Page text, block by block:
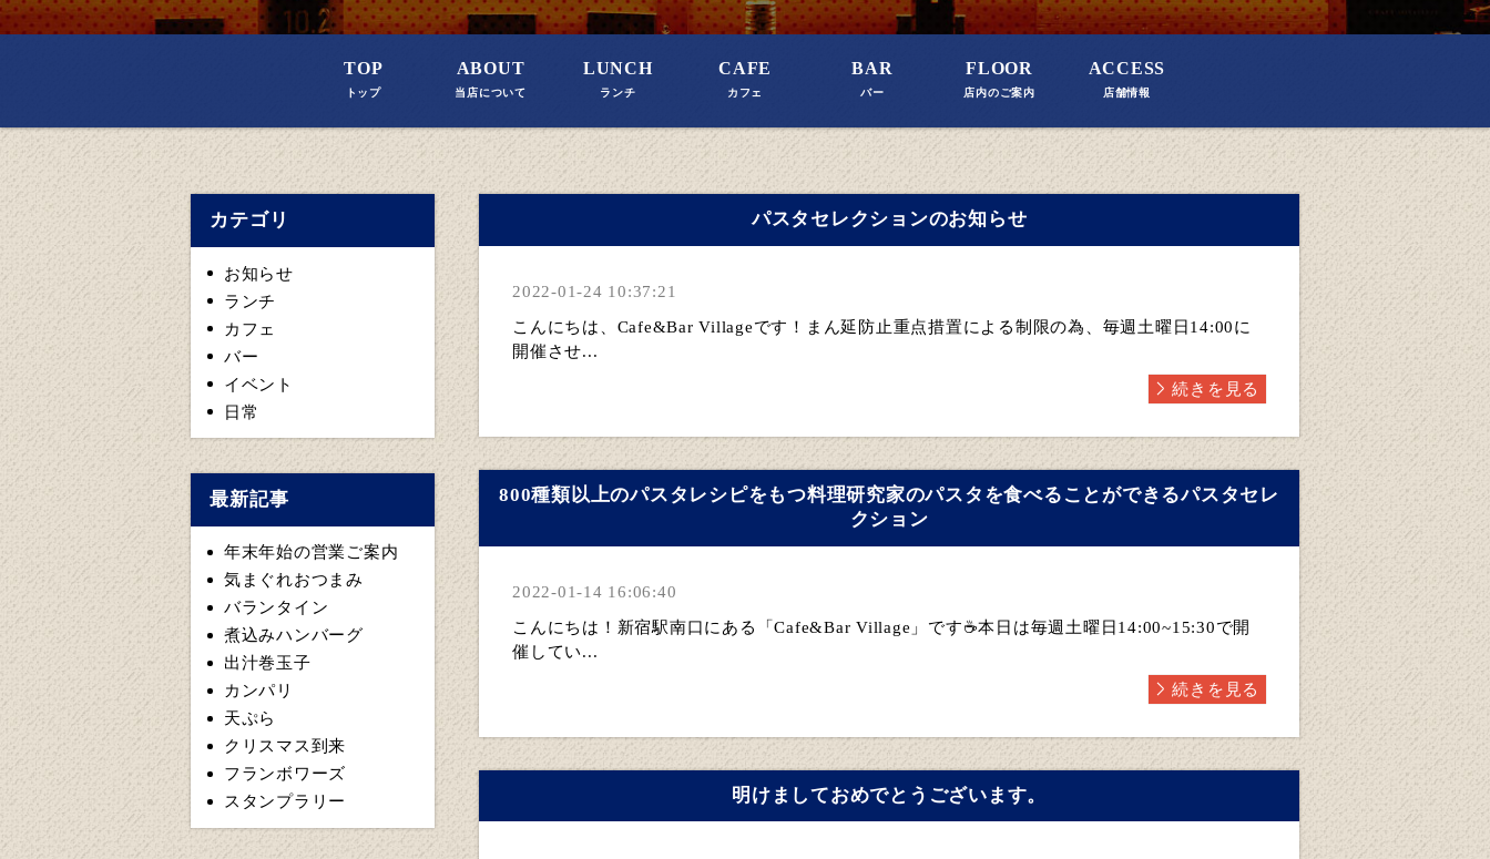
TOP
トップ
ABOUT
当店について
LUNCH
ランチ
CAFE
カフェ
BAR
バー
FLOOR
店内のご案内
ACCESS
店舗情報
カテゴリ
お知らせ
ランチ
カフェ
バー
イベント
日常
最新記事
年末年始の営業ご案内
気まぐれおつまみ
バランタイン
煮込みハンバーグ
出汁巻玉子
カンパリ
天ぷら
クリスマス到来
フランボワーズ
スタンプラリー
パスタセレクションのお知らせ
2022-01-24 10:37:21
こんにちは、Cafe&Bar Villageです！まん延防止重点措置による制限の為、毎週土曜日14:00に
開催させ...
続きを見る
800種類以上のパスタレシピをもつ料理研究家のパスタを食べることができるパスタセレ
クション
2022-01-14 16:06:40
こんにちは！新宿駅南口にある「Cafe&Bar Village」です☕本日は毎週土曜日14:00~15:30で開
催してい...
続きを見る
明けましておめでとうございます。